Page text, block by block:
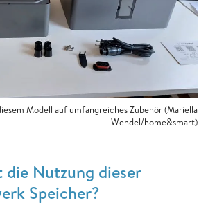
Modell auf umfangreiches Zubehör (Mariella
Wendel/home&smart)
die Nutzung dieser
Speicher?